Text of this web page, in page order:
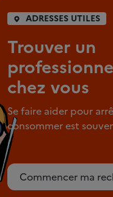
ADRESSES UTILES
Trouver un
chez vous
Se faire aider pour
consommer est
Commencer ma